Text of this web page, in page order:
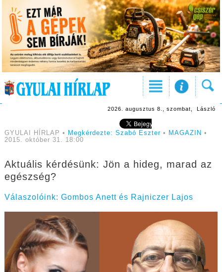
2026. augusztus 8., szombat, László
GYULAI HÍRLAP • Megkérdezte: Szabó Eszter• MAGAZIN •
2015. október 31. 18:00
Aktuális kérdésünk: Jön a hideg, marad az
egészség?
Válaszolóink: Gombos Anett és Rajniczer Lajos